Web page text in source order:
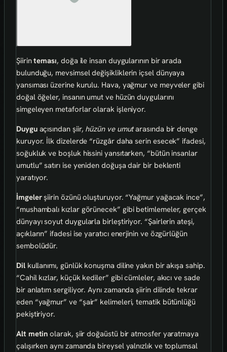
Şiirinteması, doğa ile insan duygularının bir arada
bulunduğu, mevsimsel değişikliklerin içsel dünyaya
yansıması üzerine kurulu. Hava, yağmur ve meyveler gibi
doğal öğeler, insanın umut ve hüzün duygularını
simgeleyen metaforlar olarak işleniyor.
Duyguaçısından şiir, hüzün ve umutarasında bir denge
kuruyor. İlk dizelerde “rüzgâr daha serin esecek” ifadesi,
soğukluk ve boşluk hissini yansıtarken, “bütün insanlar
umutlu” satırı ise yeniden doğuşa dair bir beklenti
yaratıyor.
İmgelerşiirin özünü oluşturuyor. “Yağmur yağacak ince”,
“mushambalı kızlar görünecek” gibi betimlemeler, gerçek
dünyayı soyut duygularla birleştiriyor. “Şairlerin ateşi,
açıkların” ifadesi ise yaratıcı enerjinin ve özgürlüğün
sembolüdür.
Dilkullanımı, günlük konuşma diline yakın bir akışa sahip.
“Cahil kızlar, küçük kediler” gibi cümleler, akıcı ve sade
bir anlatım sergiliyor. Aynı zamanda şiirin dilinde tekrar
eden “yağmur” ve “şair” kelimeleri, tematik bütünlüğü
pekiştiriyor.
Alt metin olarak, şiir doğaüstü bir atmosfer yaratmaya
çalışırken aynı zamanda bireysel yalnızlık ve toplumsal